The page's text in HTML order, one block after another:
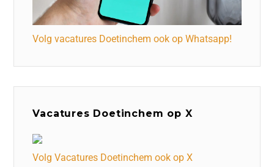
Volg vacatures Doetinchem ook op Whatsapp!
Vacatures Doetinchem op X
Volg Vacatures Doetinchem ook op X